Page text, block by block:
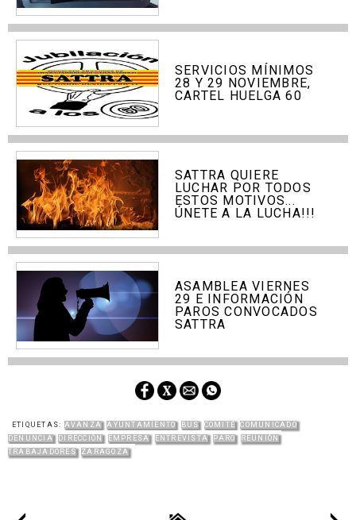
SERVICIOS MÍNIMOS
28 Y 29 NOVIEMBRE,
CARTEL HUELGA 60
SATTRA QUIERE
LUCHAR POR TODOS
ESTOS MOTIVOS...
ÚNETE A LA LUCHA!!!
ASAMBLEA VIERNES
29 E INFORMACIÓN
PAROS CONVOCADOS
SATTRA
ETIQUETAS: AVANZA AYUNTAMIENTO BUS COMITÉ
COMUNICADO
DENUNCIA
DIRECCIÓN EMPRESA ENTREVISTA PARO
REUNIÓN
TRABAJADORES
ZARAGOZA